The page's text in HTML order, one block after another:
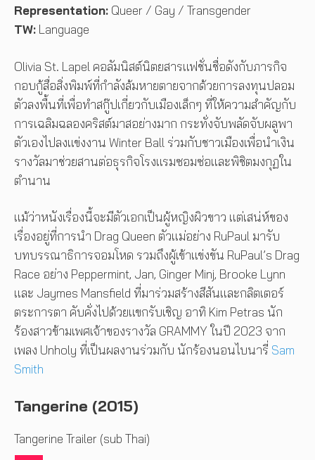
Representation: Queer / Gay / Transgender
TW: Language
Olivia St. Lapel คอลัมนิสต์นิตยสารแฟชั่นชื่อดังกับภารกิจ
กอบกู้สื่อสิ่งพิมพ์ที่กำลังล้มหายตายจากด้วยการลงทุนปลอม
ตัวลงพื้นที่เพื่อทำสกู๊ปเกี่ยวกับเมืองเล็กๆ ที่ให้ความสำคัญกับ
การเฉลิมฉลองคริสต์มาสอย่างมาก กระทั่งจับพลัดจับผลูพา
ตัวเองไปลงแข่งงาน Winter Ball ร่วมกับชาวเมืองเพื่อนำเงิน
รางวัลมาช่วยสานต่อธุรกิจโรงแรมซอมซ่อและพิชิตมงกุฏใน
ตำนาน
แม้ว่าหนังเรื่องนี้จะมีตัวเอกเป็นผู้หญิงผิวขาว แต่เสน่ห์ของ
เรื่องอยู่ที่การนำ Drag Queen ตัวแม่อย่าง RuPaul มารับ
บทบรรณาธิการจอมโหด รวมถึงผู้เข้าแข่งขัน RuPaul’s Drag
Race อย่าง Peppermint, Jan, Ginger Minj, Brooke Lynn
และ Jaymes Mansfield ที่มาร่วมสร้างสีสันและกลิตเตอร์
ตระการตา คับคั่งไปด้วยแขกรับเชิญ อาทิ Kim Petras นัก
ร้องสาวข้ามเพศเจ้าของรางวัล GRAMMY ในปี 2023 จาก
เพลง Unholy ที่เป็นผลงานร่วมกับ นักร้องนอนไบนารี่ Sam
Smith
Tangerine (2015)
Tangerine Trailer (sub Thai)